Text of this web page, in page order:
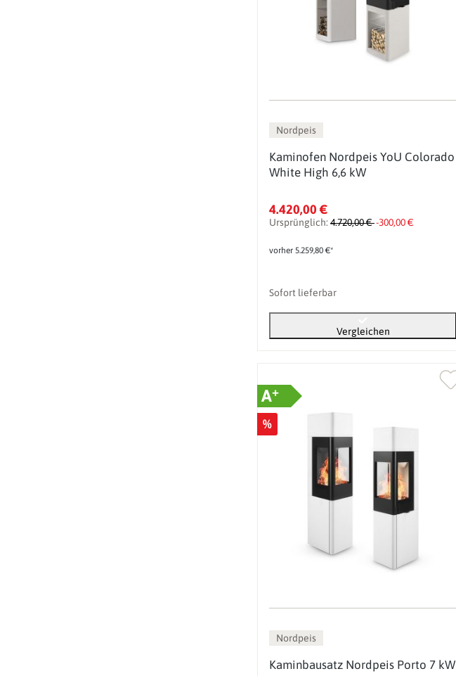
Nordpeis
Kaminofen Nordpeis YoU Colorado
White High 6,6 kW
4.420,00 €
Ursprünglich: 4.720,00 €-300,00 €
vorher 5.259,80 €*
Sofort lieferbar
Vergleichen
A+
%
Nordpeis
Kaminbausatz Nordpeis Porto 7 kW